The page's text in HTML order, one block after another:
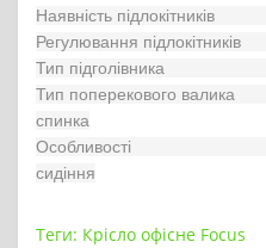
Наявність підлокітників
Регулювання підлокітників
Тип підголівника
Тип поперекового валика
спинка
Особливості
сидіння
Теги: Крісло офісне Focus